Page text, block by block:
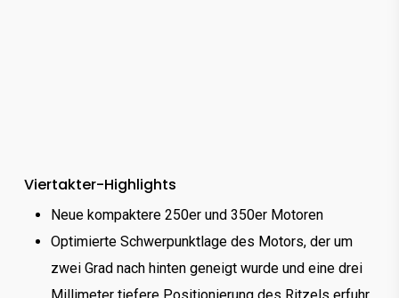
Viertakter-Highlights
Neue kompaktere 250er und 350er Motoren
Optimierte Schwerpunktlage des Motors, der um
zwei Grad nach hinten geneigt wurde und eine drei